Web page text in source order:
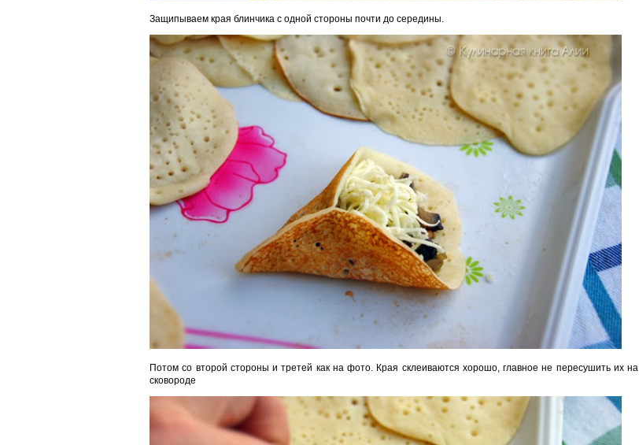
Защипываем края блинчика с одной стороны почти до середины.
Потом со второй стороны и третей как на фото. Края склеиваются хорошо, главное не пересушить их на
сковороде